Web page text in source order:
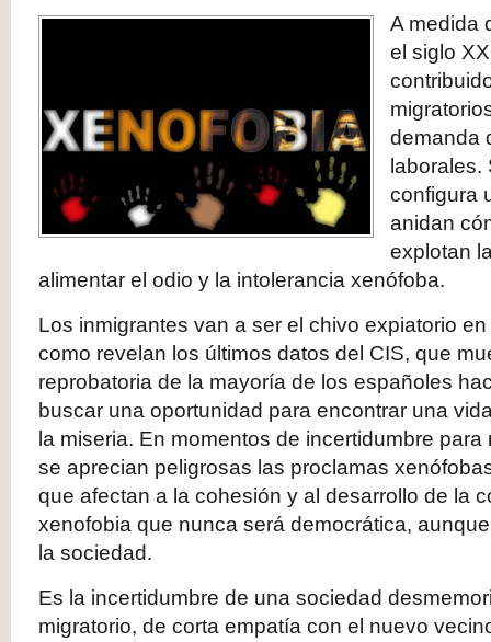
A medida
el siglo
demanda
laborales.
configura
anidan
explotan
alimentar el odio y la intolerancia xenófoba.
Los inmigrantes van a ser el chivo expiatorio
como revelan los últimos datos del CIS, que
reprobatoria de la mayoría de los españoles
buscar una oportunidad para encontrar una
la miseria. En momentos de incertidumbre
se aprecian peligrosas las proclamas
que afectan a la cohesión y al desarrollo de la
xenofobia que nunca será democrática,
la sociedad.
Es la incertidumbre de una sociedad
migratorio, de corta empatía con el nuevo